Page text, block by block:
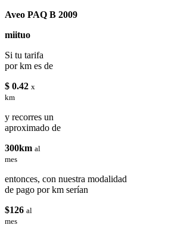
Aveo PAQ B 2009
miituo
Si tu tarifa
por km es de
$ 0.42 x
km
y recorres un
aproximado de
300km al
mes
entonces, con nuestra modalidad
de pago por km serían
$126 al
mes